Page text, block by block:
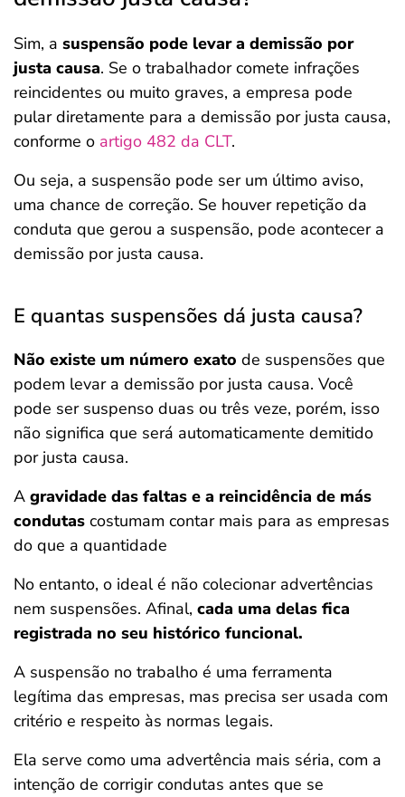
Sim, a suspensão pode levar a demissão por
justa causa. Se o trabalhador comete infrações
reincidentes ou muito graves, a empresa pode
pular diretamente para a demissão por justa causa,
conforme o artigo 482 da CLT.
Ou seja, a suspensão pode ser um último aviso,
uma chance de correção. Se houver repetição da
conduta que gerou a suspensão, pode acontecer a
demissão por justa causa.
E quantas suspensões dá justa causa?
Não existe um número exato de suspensões que
podem levar a demissão por justa causa. Você
pode ser suspenso duas ou três veze, porém, isso
não significa que será automaticamente demitido
por justa causa.
A gravidade das faltas e a reincidência de más
condutas costumam contar mais para as empresas
do que a quantidade
No entanto, o ideal é não colecionar advertências
nem suspensões. Afinal, cada uma delas fica
registrada no seu histórico funcional.
A suspensão no trabalho é uma ferramenta
legítima das empresas, mas precisa ser usada com
critério e respeito às normas legais.
Ela serve como uma advertência mais séria, com a
intenção de corrigir condutas antes que se